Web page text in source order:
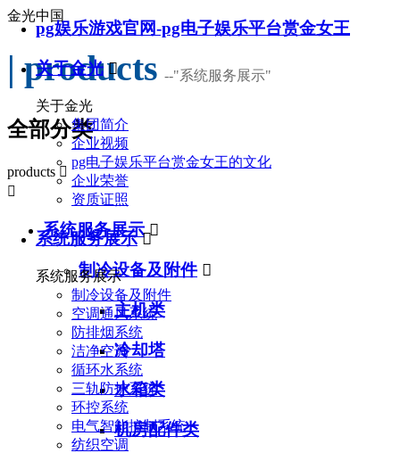
pg娱乐游戏官网-pg电子娱乐平台赏金女王
关于金光 
关于金光
集团简介
企业视频
pg电子娱乐平台赏金女王的文化
企业荣誉
资质证照
系统服务展示 
系统服务展示
制冷设备及附件
空调通风系统
防排烟系统
洁净空调
循环水系统
三轨防护系统
环控系统
电气智能控制系统
纺织空调
金光中国
| products --"系统服务展示"
全部分类
products 

系统服务展示 
制冷设备及附件 
主机类
冷却塔
水箱类
机房配件类